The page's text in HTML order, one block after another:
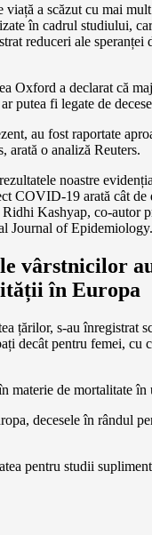
viață a scăzut cu mai
în cadrul studiului,
reduceri ale
Oxford a declarat că
putea fi legate de
au fost raportate
arată o analiză Reuters.
noastre
COVID-19 arată cât de
Ridhi Kashyap, co-autor
Journal of Epidemiology.
vârstnicilor
în Europa
țărilor, s-au înregistrat
decât pentru femei, cu
materie de mortalitate
decesele în rândul
pentru studii